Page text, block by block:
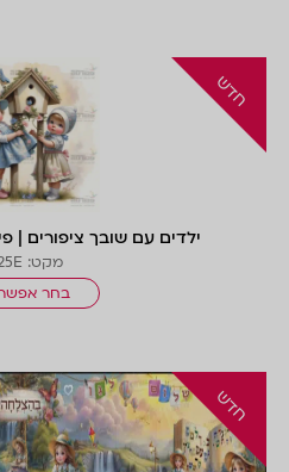
ילדים עם שובך ציפורים |
מקט: 1825E
בחר